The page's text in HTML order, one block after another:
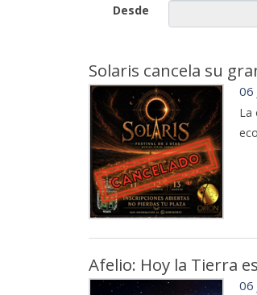
Desde
Solaris cancela su
06
La
Afelio: Hoy la Tierra
06